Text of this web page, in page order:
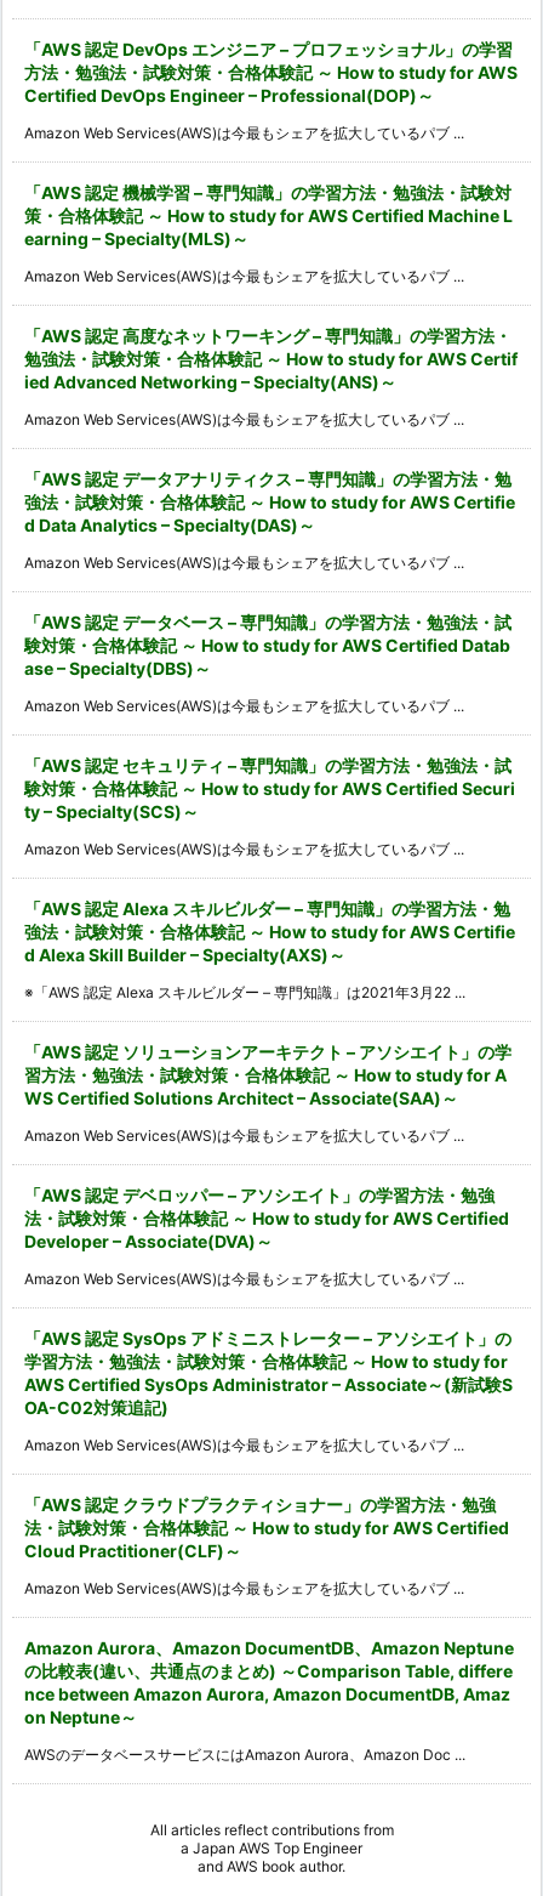
「AWS 認定 DevOps エンジニア – プロフェッショナル」の学習
方法・勉強法・試験対策・合格体験記 ～ How to study for AWS
Certified DevOps Engineer – Professional(DOP)～
Amazon Web Services(AWS)は今最もシェアを拡大しているパブ ...
「AWS 認定 機械学習 – 専門知識」の学習方法・勉強法・試験対
策・合格体験記 ～ How to study for AWS Certified Machine L
earning – Specialty(MLS)～
Amazon Web Services(AWS)は今最もシェアを拡大しているパブ ...
「AWS 認定 高度なネットワーキング – 専門知識」の学習方法・
勉強法・試験対策・合格体験記 ～ How to study for AWS Certif
ied Advanced Networking – Specialty(ANS)～
Amazon Web Services(AWS)は今最もシェアを拡大しているパブ ...
「AWS 認定 データアナリティクス – 専門知識」の学習方法・勉
強法・試験対策・合格体験記 ～ How to study for AWS Certifie
d Data Analytics – Specialty(DAS)～
Amazon Web Services(AWS)は今最もシェアを拡大しているパブ ...
「AWS 認定 データベース – 専門知識」の学習方法・勉強法・試
験対策・合格体験記 ～ How to study for AWS Certified Datab
ase – Specialty(DBS)～
Amazon Web Services(AWS)は今最もシェアを拡大しているパブ ...
「AWS 認定 セキュリティ – 専門知識」の学習方法・勉強法・試
験対策・合格体験記 ～ How to study for AWS Certified Securi
ty – Specialty(SCS)～
Amazon Web Services(AWS)は今最もシェアを拡大しているパブ ...
「AWS 認定 Alexa スキルビルダー – 専門知識」の学習方法・勉
強法・試験対策・合格体験記 ～ How to study for AWS Certifie
d Alexa Skill Builder – Specialty(AXS)～
※「AWS 認定 Alexa スキルビルダー – 専門知識」は2021年3月22 ...
「AWS 認定 ソリューションアーキテクト – アソシエイト」の学
習方法・勉強法・試験対策・合格体験記 ～ How to study for A
WS Certified Solutions Architect – Associate(SAA)～
Amazon Web Services(AWS)は今最もシェアを拡大しているパブ ...
「AWS 認定 デベロッパー – アソシエイト」の学習方法・勉強
法・試験対策・合格体験記 ～ How to study for AWS Certified
Developer – Associate(DVA)～
Amazon Web Services(AWS)は今最もシェアを拡大しているパブ ...
「AWS 認定 SysOps アドミニストレーター – アソシエイト」の
学習方法・勉強法・試験対策・合格体験記 ～ How to study for
AWS Certified SysOps Administrator – Associate～(新試験S
OA-C02対策追記)
Amazon Web Services(AWS)は今最もシェアを拡大しているパブ ...
「AWS 認定 クラウドプラクティショナー」の学習方法・勉強
法・試験対策・合格体験記 ～ How to study for AWS Certified
Cloud Practitioner(CLF)～
Amazon Web Services(AWS)は今最もシェアを拡大しているパブ ...
Amazon Aurora、Amazon DocumentDB、Amazon Neptune
の比較表(違い、共通点のまとめ) ～Comparison Table, differe
nce between Amazon Aurora, Amazon DocumentDB, Amaz
on Neptune～
AWSのデータベースサービスにはAmazon Aurora、Amazon Doc ...
All articles reflect contributions from
a Japan AWS Top Engineer
and AWS book author.